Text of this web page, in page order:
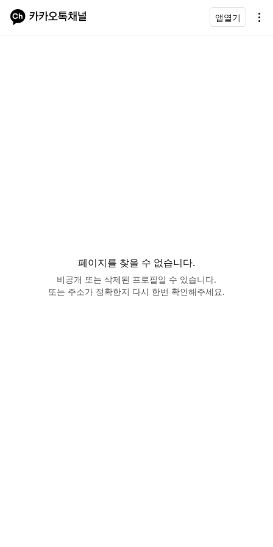
앱열기
페이지를 찾을 수 없습니다.
비공개 또는 삭제된 프로필일 수 있습니다.
또는 주소가 정확한지 다시 한번 확인해주세요.